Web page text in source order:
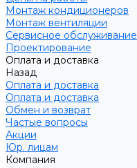
Монтаж кондиционеров
Монтаж вентиляции
Сервисное обслуживание
Проектирование
Оплата и доставка
Назад
Оплата и доставка
Оплата и доставка
Обмен и возврат
Частые вопросы
Акции
Юр. лицам
Компания